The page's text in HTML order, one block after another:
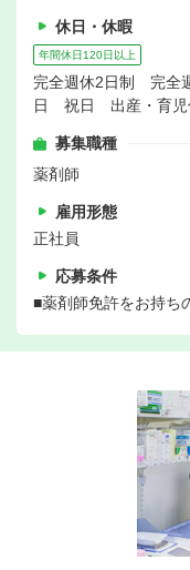
休日・休暇
年間休日120日以上
完全週休2日制 完全
日 祝日 出産・育児
募集職種
薬剤師
雇用形態
正社員
応募条件
■薬剤師免許をお持ち